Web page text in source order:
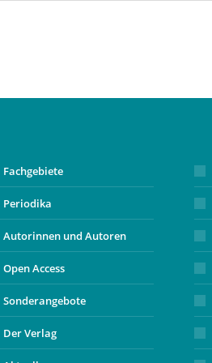
Fachgebiete
Periodika
Autorinnen und Autoren
Open Access
Sonderangebote
Der Verlag